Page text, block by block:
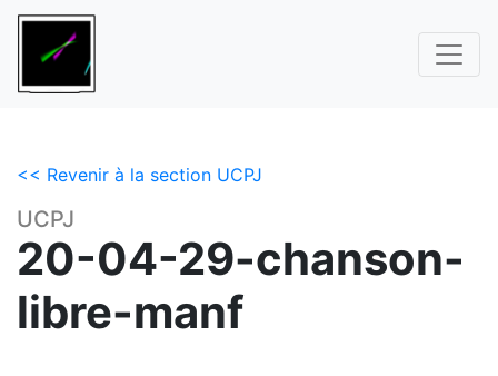
<< Revenir à la section UCPJ
UCPJ
20-04-29-chanson-
libre-manf